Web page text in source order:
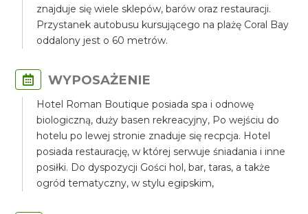
znajduje się wiele sklepów, barów oraz restauracji.
Przystanek autobusu kursującego na plażę Coral Bay
oddalony jest o 60 metrów.
WYPOSAŻENIE
Hotel Roman Boutique posiada spa i odnowę
biologiczną, duży basen rekreacyjny, Po wejściu do
hotelu po lewej stronie znaduje się recpcja. Hotel
posiada restaurację, w której serwuje śniadania i inne
posiłki. Do dyspozycji Gości hol, bar, taras, a także
ogród tematyczny, w stylu egipskim,